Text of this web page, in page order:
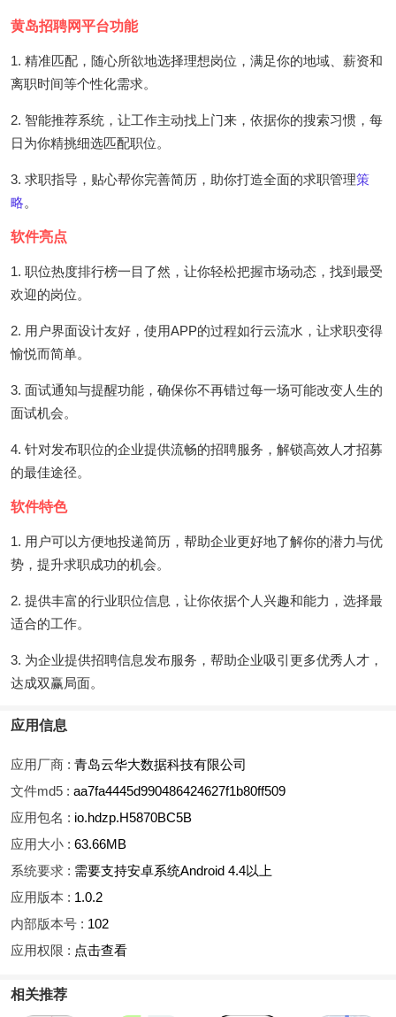
黄岛招聘网平台功能
1. 精准匹配，随心所欲地选择理想岗位，满足你的地域、薪资和
离职时间等个性化需求。
2. 智能推荐系统，让工作主动找上门来，依据你的搜索习惯，每
日为你精挑细选匹配职位。
3. 求职指导，贴心帮你完善简历，助你打造全面的求职管理策
略。
软件亮点
1. 职位热度排行榜一目了然，让你轻松把握市场动态，找到最受
欢迎的岗位。
2. 用户界面设计友好，使用APP的过程如行云流水，让求职变得
愉悦而简单。
3. 面试通知与提醒功能，确保你不再错过每一场可能改变人生的
面试机会。
4. 针对发布职位的企业提供流畅的招聘服务，解锁高效人才招募
的最佳途径。
软件特色
1. 用户可以方便地投递简历，帮助企业更好地了解你的潜力与优
势，提升求职成功的机会。
2. 提供丰富的行业职位信息，让你依据个人兴趣和能力，选择最
适合的工作。
3. 为企业提供招聘信息发布服务，帮助企业吸引更多优秀人才，
达成双赢局面。
应用信息
应用厂商 : 青岛云华大数据科技有限公司
文件md5 : aa7fa4445d990486424627f1b80ff509
应用包名 : io.hdzp.H5870BC5B
应用大小 : 63.66MB
系统要求 : 需要支持安卓系统Android 4.4以上
应用版本 : 1.0.2
内部版本号 : 102
应用权限 : 点击查看
相关推荐